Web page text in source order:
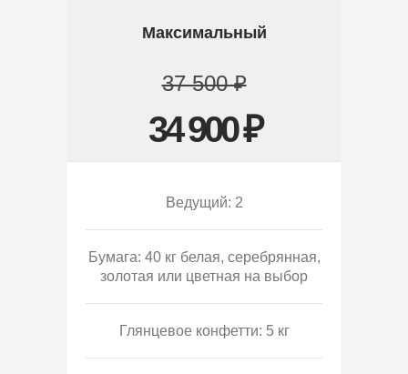
Максимальный
37 500 ₽
34 900 ₽
Ведущий: 2
Бумага: 40 кг белая, серебрянная,
золотая или цветная на выбор
Глянцевое конфетти: 5 кг